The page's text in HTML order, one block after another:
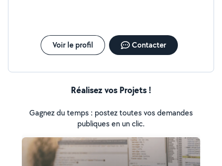
innovantes et un service personnalisé.
Voir le profil Contacter
Réalisez vos Projets !
Gagnez du temps : postez toutes vos demandes
publiques en un clic.